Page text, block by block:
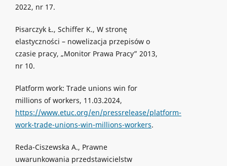
2022, nr 17.
Pisarczyk Ł., Schiffer K., W stronę
elastyczności – nowelizacja przepisów o
czasie pracy, „Monitor Prawa Pracy” 2013,
nr 10.
Platform work: Trade unions win for
millions of workers, 11.03.2024,
https://www.etuc.org/en/pressrelease/platform-
work-trade-unions-win-millions-workers.
Reda-Ciszewska A., Prawne
uwarunkowania przedstawicielstw